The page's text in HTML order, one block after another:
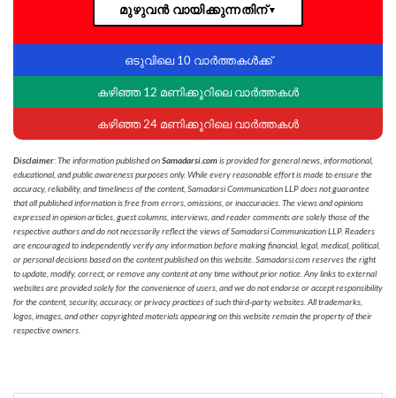
മുഴുവൻ വായിക്കുന്നതിന്▼
ഒടുവിലെ 10 വാർത്തകൾക്ക്
കഴിഞ്ഞ 12 മണിക്കൂറിലെ വാർത്തകൾ
കഴിഞ്ഞ 24 മണിക്കൂറിലെ വാർത്തകൾ
Disclaimer: The information published onSamadarsi.comis provided for general news, informational,
educational, and public awareness purposes only. While every reasonable effort is made to ensure the
accuracy, reliability, and timeliness of the content, Samadarsi Communication LLP does not guarantee
that all published information is free from errors, omissions, or inaccuracies. The views and opinions
expressed in opinion articles, guest columns, interviews, and reader comments are solely those of the
respective authors and do not necessarily reflect the views of Samadarsi Communication LLP. Readers
are encouraged to independently verify any information before making financial, legal, medical, political,
or personal decisions based on the content published on this website. Samadarsi.com reserves the right
to update, modify, correct, or remove any content at any time without prior notice. Any links to external
websites are provided solely for the convenience of users, and we do not endorse or accept responsibility
for the content, security, accuracy, or privacy practices of such third-party websites. All trademarks,
logos, images, and other copyrighted materials appearing on this website remain the property of their
respective owners.